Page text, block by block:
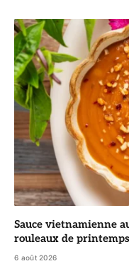
Sauce vietnamienne
rouleaux de
6 août 2026